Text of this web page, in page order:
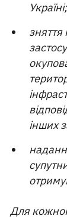
Україні;
інших
Для